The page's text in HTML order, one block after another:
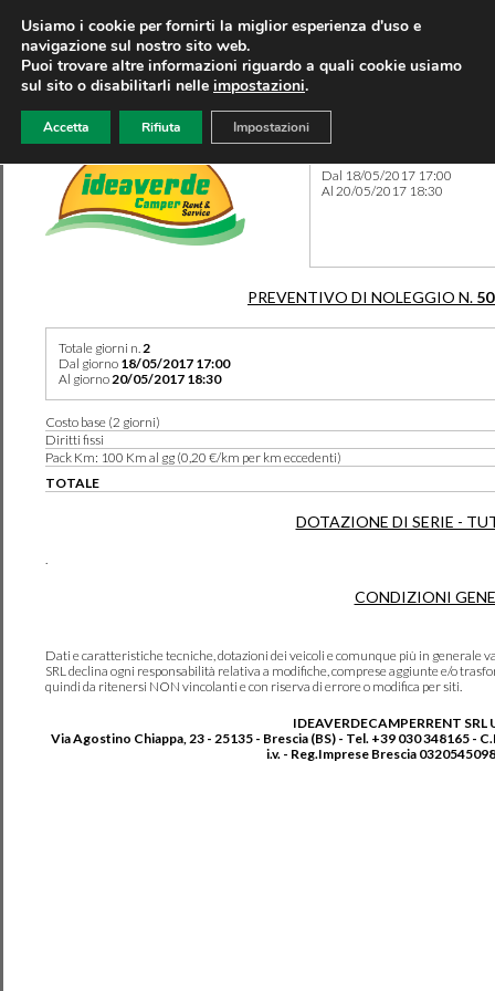
Dal 18/05/2017 17:00
Al 20/05/2017 18:30
PREVENTIVO DI NOLEGGIO N.
Totale giorni n.2
Dal giorno 18/05/2017 17:00
Al giorno20/05/2017 18:30
Costo base (2 giorni)
Diritti fissi
Pack Km: 100 Km al gg (0,20 €/km per km eccedenti)
TOTALE
DOTAZIONE DI SERIE -
.
CONDIZIONI
Dati e caratteristiche tecniche, dotazioni dei veicoli e comunque più in generale
SRL declina ogni responsabilità relativa a modifiche, comprese aggiunte e/o
quindi da ritenersi NON vincolanti e con riserva di errore o modifica per siti.
IDEAVERDECAMPERRENT SRL
Via Agostino Chiappa, 23 - 25135 - Brescia (BS) - Tel. +39 030 348165 -
i.v. - Reg.Imprese Brescia
Usiamo i cookie per fornirti la miglior esperienza d'uso e
navigazione sul nostro sito web.
Puoi trovare altre informazioni riguardo a quali cookie usiamo
sul sito o disabilitarli nelle impostazioni.
Accetta Rifiuta Impostazioni